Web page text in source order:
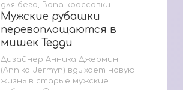
для бега, Bona кроссовки
Мужские рубашки
перевоплощаются в
мишек Тедди
Мужские рубашки
перевоплощаются в
мишек Тедди
Дизайнер Анника Джермин
(Annika Jermyn) вдыхает новую
жизнь в старые мужские